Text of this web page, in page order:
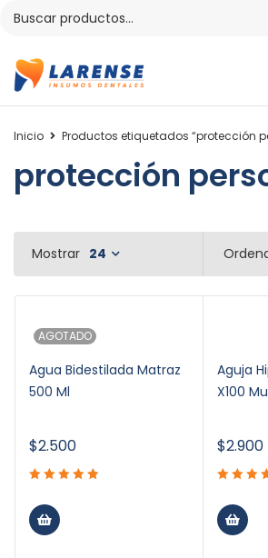
Inicio Productos etiquetados “protección
protección
Mostrar 24
AGOTADO
Agua Bidestilada Matraz
500 Ml
$2.500
Aguja
X100
$2.900